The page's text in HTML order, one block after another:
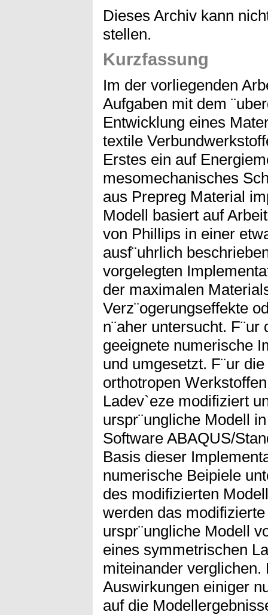
Dieses Archiv kann
stellen.
Kurzfassung
Im der vorliegenden
Aufgaben mit dem
Entwicklung eines
textile
Erstes ein auf
mesomechanisches
aus Prepreg Material
Modell basiert auf
von Phillips in einer
ausf¨uhrlich
vorgelegten
der maximalen
Verz¨ogerungseffekte
n¨aher untersucht.
geeignete numerische
und umgesetzt. F¨ur
orthotropen
Ladev`eze modifiziert
urspr¨ungliche Modell
Software ABAQUS/
Basis dieser
numerische Beipiele
des modifizierten
werden das
urspr¨ungliche Modell
eines symmetrischen
miteinander
Auswirkungen einiger
auf die